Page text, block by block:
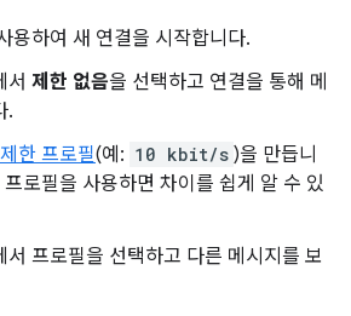
용하여 새 연결을 시작합니다.
서 제한 없음을 선택하고 연결을 통해 메
.
한 프로필(예: 10 kbit/s )을 만듭니
로필을 사용하면 차이를 쉽게 알 수 있
서 프로필을 선택하고 다른 메시지를 보